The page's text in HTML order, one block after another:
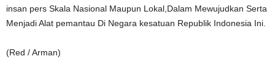
insan pers Skala Nasional Maupun Lokal,Dalam Mewujudkan Serta
Menjadi Alat pemantau Di Negara kesatuan Republik Indonesia Ini.
(Red / Arman)